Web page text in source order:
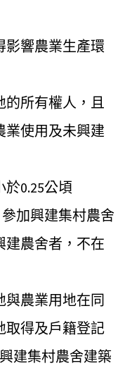
影響農業生產環
的所有權人，且
業使用及未興建
0.25公頃
參加興建集村農舍
建農舍者，不在
與農業用地在同
取得及戶籍登記
建集村農舍建築